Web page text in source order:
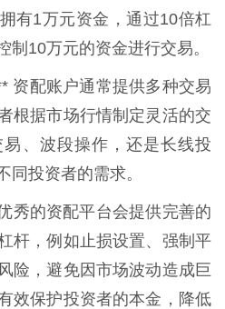
有1万元资金，通过10倍杠
制10万元的资金进行交易。
资配账户通常提供多种交易
根据市场行情制定灵活的交
、波段操作，还是长线投
同投资者的需求。
秀的资配平台会提供完善的
杆，例如止损设置、强制平
险，避免因市场波动造成巨
效保护投资者的本金，降低